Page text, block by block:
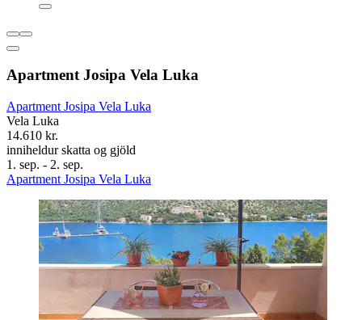
Apartment Josipa Vela Luka
Apartment Josipa Vela Luka
Vela Luka
14.610 kr.
inniheldur skatta og gjöld
1. sep. - 2. sep.
Apartment Josipa Vela Luka